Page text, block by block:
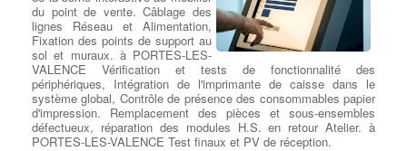
défectueux. Si les 2 sorties possibles VGA / Hdmi ne
fonctionnent pas sur un écran externe, il s'agira de vérifier le
Chipset Graphique.
du point de vente. Câblage des
lignes Réseau et Alimentation,
Fixation des points de support au
sol et muraux. à PORTES-LES-
VALENCE Vérification et tests de fonctionnalité des
périphériques, Intégration de l'imprimante de caisse dans le
système global, Contrôle de présence des consommables papier
d'impression. Remplacement des pièces et sous-ensembles
défectueux, réparation des modules H.S. en retour Atelier. à
PORTES-LES-VALENCE Test finaux et PV de réception.